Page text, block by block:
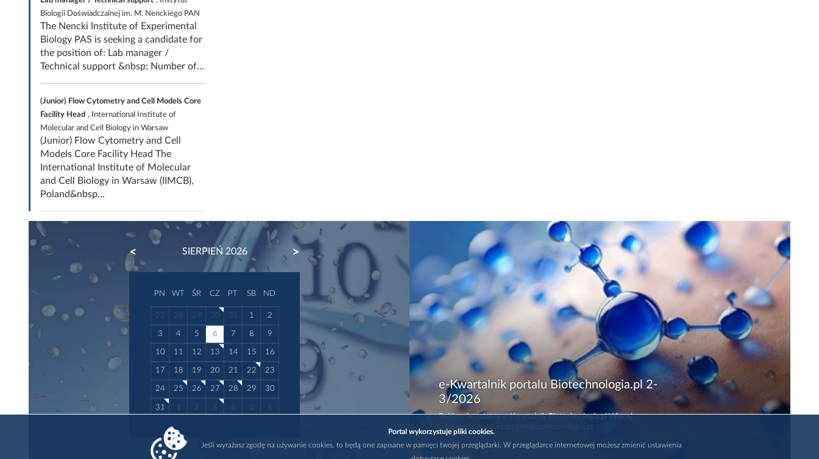
Biologii Doświadczalnej im. M. Nenckiego PAN
The Nencki Institute of Experimental
Biology PAS is seeking a candidate for
the position of: Lab manager /
Technical support &nbsp; Number of...
(Junior) Flow Cytometry and Cell Models Core
Facility Head , International Institute of
Molecular and Cell Biology in Warsaw
(Junior) Flow Cytometry and Cell
Models Core Facility Head The
International Institute of Molecular
and Cell Biology in Warsaw (IIMCB),
Poland&nbsp...
SIERPIEŃ 2026
PREVIOUS NEXT
PN WT ŚR CZ PT SB ND
27 28 29 30 31 1 2
3 4 5 6 7 8 9
10 11 12 13 14 15 16
17 18 19 20 21 22 23
24 25 26 27 28 29 30
31 1 2 3 4 5 6
e-Kwartalnik portalu Biotechnologia.pl 2-
3/2026
Pobierz bezpłatny e-Kwartalnik Biotechnologia.pl Więcej
informacji: malgorzata.ges@biotechnologia.pl
Portal wykorzystuje pliki cookies.
Jeśli wyrażasz zgodę na używanie cookies, to będą one zapisane w pamięci twojej przeglądarki. W przeglądarce internetowej możesz zmienić ustawienia